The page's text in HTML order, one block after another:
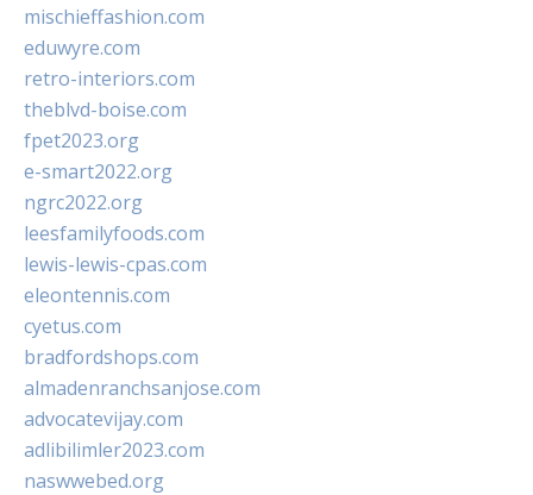
mischieffashion.com
eduwyre.com
retro-interiors.com
theblvd-boise.com
fpet2023.org
e-smart2022.org
ngrc2022.org
leesfamilyfoods.com
lewis-lewis-cpas.com
eleontennis.com
cyetus.com
bradfordshops.com
almadenranchsanjose.com
advocatevijay.com
adlibilimler2023.com
naswwebed.org